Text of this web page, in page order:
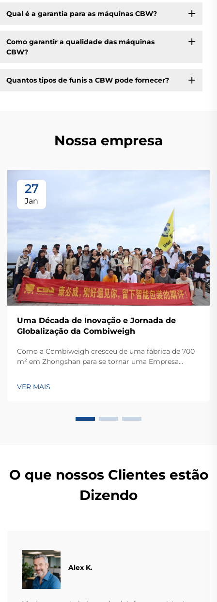
Qual é a garantia para as máquinas CBW?
Como garantir a qualidade das máquinas
CBW?
Quantos tipos de funis a CBW pode fornecer?
Nossa empresa
27
Jan
Uma Década de Inovação e Jornada de
Globalização da Combiweigh
Como a Combiweigh cresceu de uma fábrica de 700
m² em Zhongshan para se tornar uma Empresa
pesagem — solicite ainda hoje uma consulta global
VER MAIS
O que nossos Clientes estão
Dizendo
Alex K.